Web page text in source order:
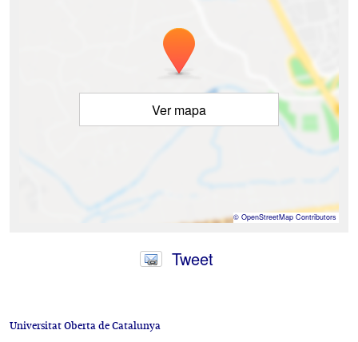
Ver mapa
© OpenStreetMap Contributors
Tweet
Universitat Oberta de Catalunya